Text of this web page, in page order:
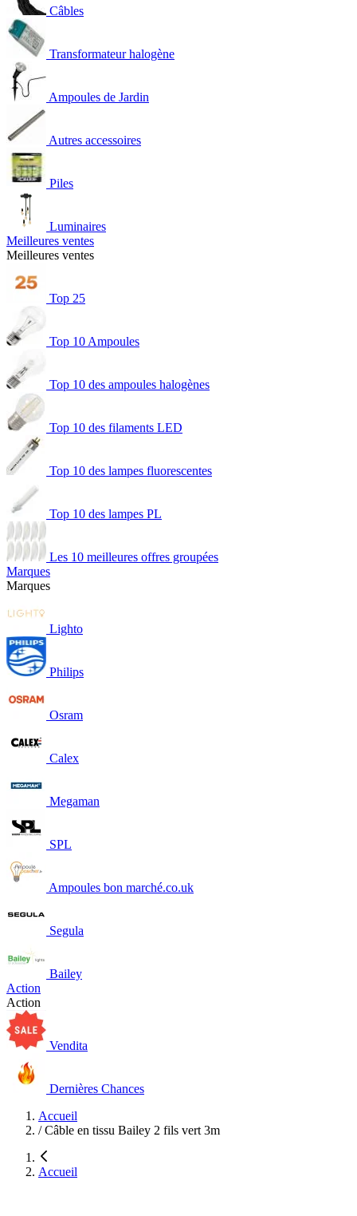
Câbles
Transformateur halogène
Ampoules de Jardin
Autres accessoires
Piles
Luminaires
Meilleures ventes
Meilleures ventes
Top 25
Top 10 Ampoules
Top 10 des ampoules halogènes
Top 10 des filaments LED
Top 10 des lampes fluorescentes
Top 10 des lampes PL
Les 10 meilleures offres groupées
Marques
Marques
Lighto
Philips
Osram
Calex
Megaman
SPL
Ampoules bon marché.co.uk
Segula
Bailey
Action
Action
Vendita
Dernières Chances
Accueil
/ Câble en tissu Bailey 2 fils vert 3m
Accueil